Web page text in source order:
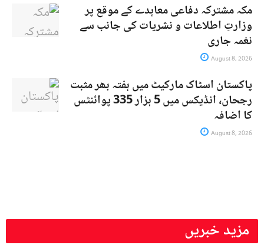
مکہ مشترکہ دفاعی معاہدے کے موقع پر
وزارتِ اطلاعات و نشریات کی جانب سے
نغمہ جاری
August 8, 2026
پاکستان اسٹاک مارکیٹ میں ہفتہ بھر مثبت
رجحان، انڈیکس میں 5 ہزار 335 پوائنٹس
کا اضافہ
August 8, 2026
مزید خبریں